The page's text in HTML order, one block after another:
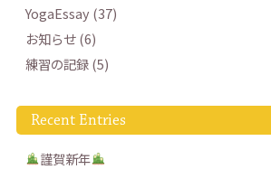
YogaEssay (37)
お知らせ (6)
練習の記録 (5)
Recent Entries
謹賀新年